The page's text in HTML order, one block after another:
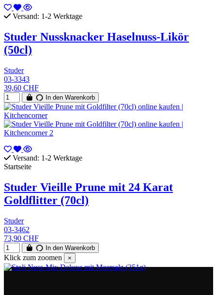
Versand: 1-2 Werktage
Studer Nussknacker Haselnuss-Likör
(50cl)
Studer
03-3343
39,60 CHF
In den Warenkorb
Versand: 1-2 Werktage
Startseite
Studer Vieille Prune mit 24 Karat
Goldflitter (70cl)
Studer
03-3462
73,90 CHF
In den Warenkorb
Klick zum zoomen ×